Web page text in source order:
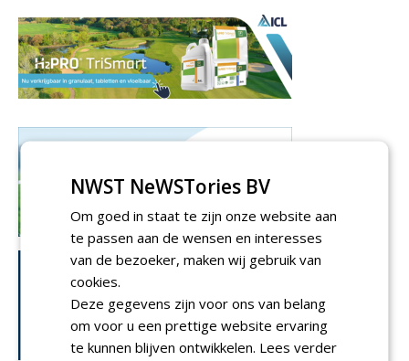
NWST NeWSTories BV
Om goed in staat te zijn onze website aan
te passen aan de wensen en interesses
van de bezoeker, maken wij gebruik van
cookies.
Deze gegevens zijn voor ons van belang
om voor u een prettige website ervaring
te kunnen blijven ontwikkelen. Lees verder